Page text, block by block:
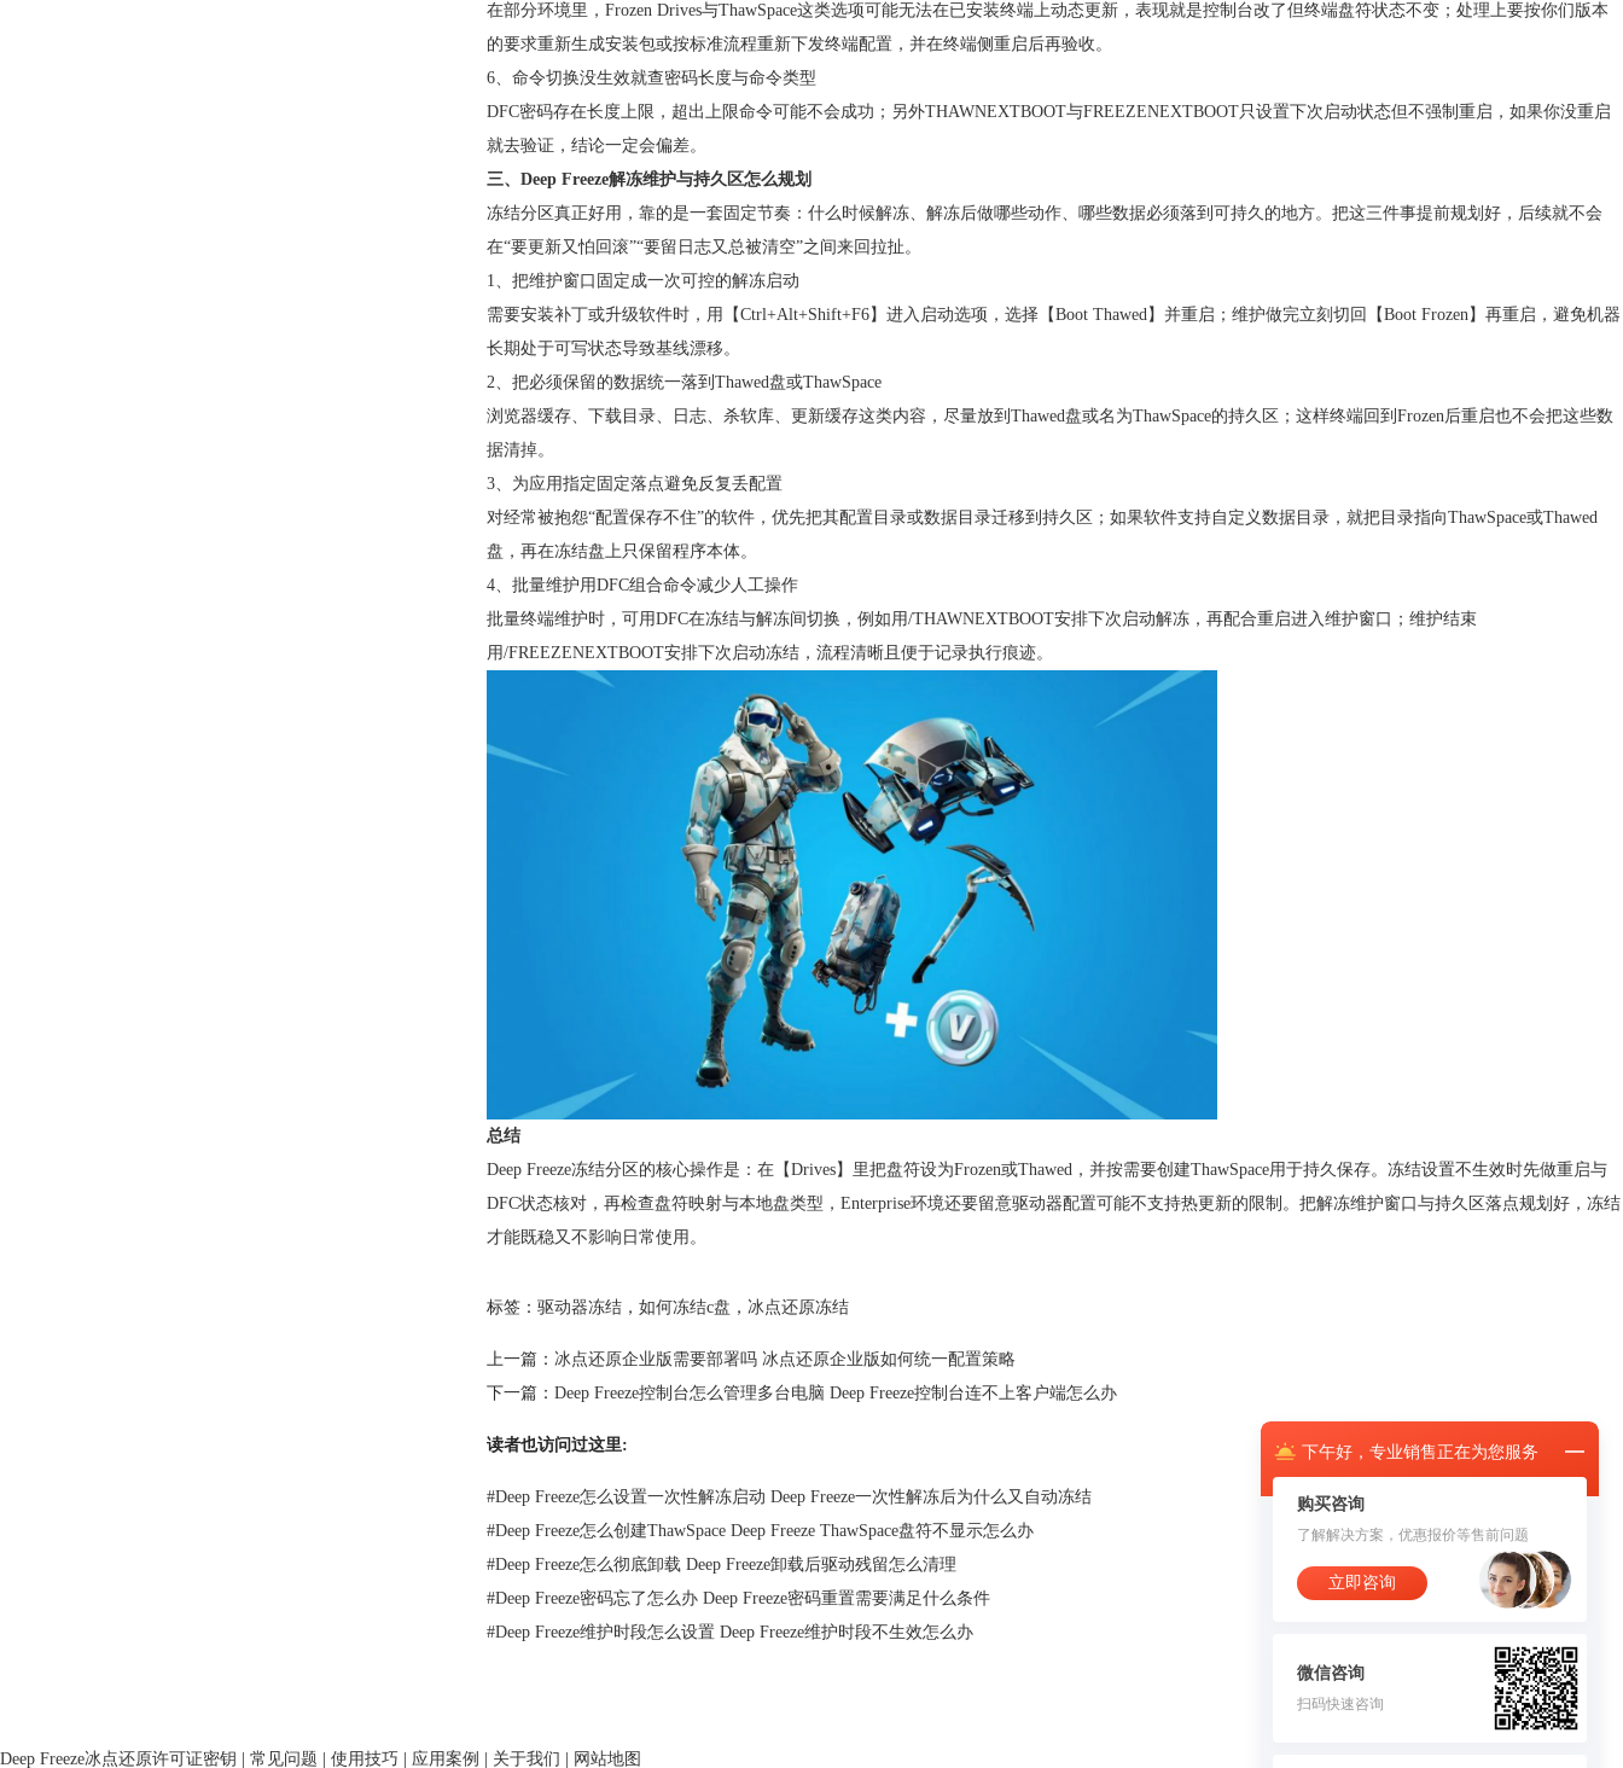
下午好， 专业销售正在为您服务
购买咨询
了解解决方案，优惠报价等售前问题
立即咨询
微信咨询
扫码快速咨询
在部分环境里，Frozen Drives与ThawSpace这类选项可能无法在已安装终端上动态更新，表现就是控制台改了但终端盘符状态不变；处理上要按你们版本
的要求重新生成安装包或按标准流程重新下发终端配置，并在终端侧重启后再验收。
6、命令切换没生效就查密码长度与命令类型
DFC密码存在长度上限，超出上限命令可能不会成功；另外THAWNEXTBOOT与FREEZENEXTBOOT只设置下次启动状态但不强制重启，如果你没重启
就去验证，结论一定会偏差。
三、Deep Freeze解冻维护与持久区怎么规划
冻结分区真正好用，靠的是一套固定节奏：什么时候解冻、解冻后做哪些动作、哪些数据必须落到可持久的地方。把这三件事提前规划好，后续就不会
在“要更新又怕回滚”“要留日志又总被清空”之间来回拉扯。
1、把维护窗口固定成一次可控的解冻启动
需要安装补丁或升级软件时，用【Ctrl+Alt+Shift+F6】进入启动选项，选择【Boot Thawed】并重启；维护做完立刻切回【Boot Frozen】再重启，避免机器
长期处于可写状态导致基线漂移。
2、把必须保留的数据统一落到Thawed盘或ThawSpace
浏览器缓存、下载目录、日志、杀软库、更新缓存这类内容，尽量放到Thawed盘或名为ThawSpace的持久区；这样终端回到Frozen后重启也不会把这些数
据清掉。
3、为应用指定固定落点避免反复丢配置
对经常被抱怨“配置保存不住”的软件，优先把其配置目录或数据目录迁移到持久区；如果软件支持自定义数据目录，就把目录指向ThawSpace或Thawed
盘，再在冻结盘上只保留程序本体。
4、批量维护用DFC组合命令减少人工操作
批量终端维护时，可用DFC在冻结与解冻间切换，例如用/THAWNEXTBOOT安排下次启动解冻，再配合重启进入维护窗口；维护结束
用/FREEZENEXTBOOT安排下次启动冻结，流程清晰且便于记录执行痕迹。
总结
Deep Freeze冻结分区的核心操作是：在【Drives】里把盘符设为Frozen或Thawed，并按需要创建ThawSpace用于持久保存。冻结设置不生效时先做重启与
DFC状态核对，再检查盘符映射与本地盘类型，Enterprise环境还要留意驱动器配置可能不支持热更新的限制。把解冻维护窗口与持久区落点规划好，冻结
才能既稳又不影响日常使用。
标签：驱动器冻结 ，如何冻结c盘 ，冰点还原冻结
上一篇：冰点还原企业版需要部署吗 冰点还原企业版如何统一配置策略
下一篇：Deep Freeze控制台怎么管理多台电脑 Deep Freeze控制台连不上客户端怎么办
读者也访问过这里:
#Deep Freeze怎么设置一次性解冻启动 Deep Freeze一次性解冻后为什么又自动冻结
#Deep Freeze怎么创建ThawSpace Deep Freeze ThawSpace盘符不显示怎么办
#Deep Freeze怎么彻底卸载 Deep Freeze卸载后驱动残留怎么清理
#Deep Freeze密码忘了怎么办 Deep Freeze密码重置需要满足什么条件
#Deep Freeze维护时段怎么设置 Deep Freeze维护时段不生效怎么办
Deep Freeze冰点还原许可证密钥 常见问题 使用技巧 应用案例 关于我们 网站地图